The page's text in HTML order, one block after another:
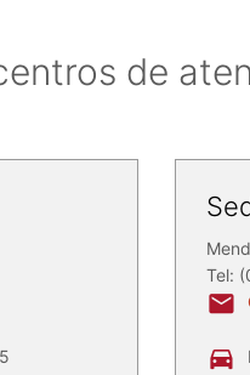
de
Tel: